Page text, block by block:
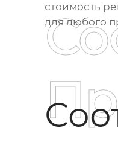
стоимость
для любого